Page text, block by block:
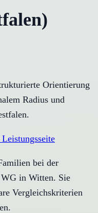
Orientierung
Radius und
bei der
WG in Witten. Sie
Vergleichskriterien